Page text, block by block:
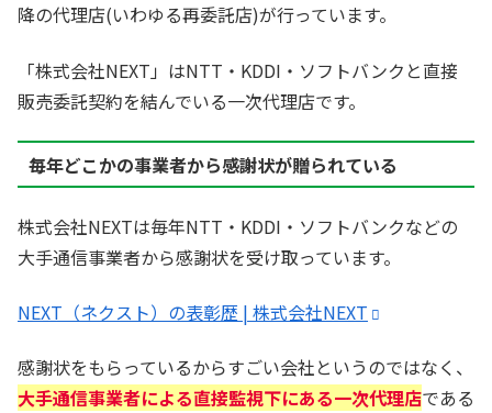
降の代理店(いわゆる再委託店)が行っています。
「株式会社NEXT」はNTT・KDDI・ソフトバンクと直接
販売委託契約を結んでいる一次代理店です。
毎年どこかの事業者から感謝状が贈られている
株式会社NEXTは毎年NTT・KDDI・ソフトバンクなどの
大手通信事業者から感謝状を受け取っています。
NEXT（ネクスト）の表彰歴 | 株式会社NEXT
感謝状をもらっているからすごい会社というのではなく、
大手通信事業者による直接監視下にある一次代理店である